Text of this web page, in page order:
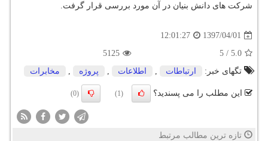
شركت های دانش بنیان در آن مورد بررسی قرار گرفت.
1397/04/01
12:01:27
5.0
/
5
5125
تگهای خبر:
ارتباطات , اطلاعات , پروژه , مخابرات
این مطلب را می پسندید؟ (1)
(0)
تازه ترین مطالب مرتبط